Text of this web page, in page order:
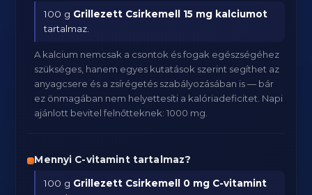
100 g Grillezett Csirkemell
15 mg kalciumot
tartalmaz.
A kalcium nemcsak a csontok és fogak egészségéhez
szükséges, hanem egyes kutatások szerint segíthet az
anyagcsere és a zsírégetés szabályozásában is — bár
ez önmagában nem helyettesíti a kalóriadeficitet. Napi
ajánlott bevitel felnőtteknek: 1000 mg.
Mennyi C-vitamint tartalmaz?
100 g Grillezett Csirkemell
0 mg C-vitamint